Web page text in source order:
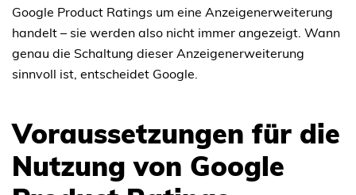
Google Product Ratings um eine Anzeigenerweiterung
handelt – sie werden also nicht immer angezeigt. Wann
genau die Schaltung dieser Anzeigenerweiterung
sinnvoll ist, entscheidet Google.
Voraussetzungen für die
Nutzung von Google